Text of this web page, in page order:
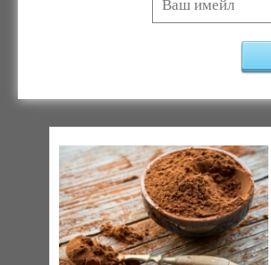
Диетическое и